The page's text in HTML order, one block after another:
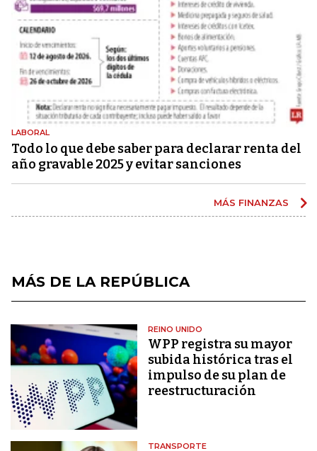
LABORAL
Todo lo que debe saber para declarar renta del
año gravable 2025 y evitar sanciones
MÁS FINANZAS
MÁS DE LA REPÚBLICA
REINO UNIDO
WPP registra su mayor
subida histórica tras el
impulso de su plan de
reestructuración
TRANSPORTE